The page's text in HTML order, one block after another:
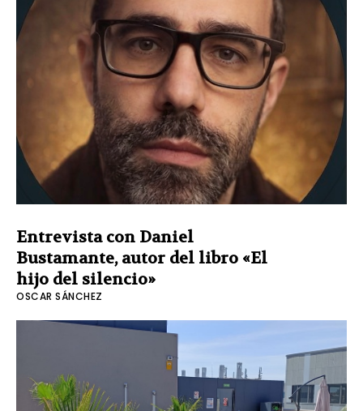
Entrevista con Daniel
Bustamante, autor del libro «El
hijo del silencio»
OSCAR SÁNCHEZ